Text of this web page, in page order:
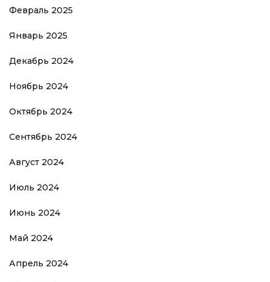
Февраль 2025
Январь 2025
Декабрь 2024
Ноябрь 2024
Октябрь 2024
Сентябрь 2024
Август 2024
Июль 2024
Июнь 2024
Май 2024
Апрель 2024